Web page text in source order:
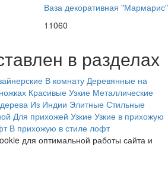
Ваза декоративная "Мармарис"
11060
в разделах
В комнату Деревянные на
Красивые Узкие Металлические
Из Индии Элитные Стильные
Для прихожей Узкие Узкие в прихожую
В прихожую в стиле лофт
для оптимальной работы сайта и